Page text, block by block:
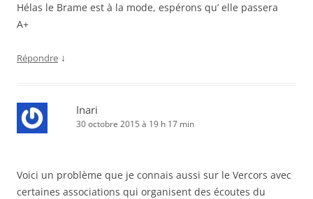
Hélas le Brame est à la mode, espérons qu’ elle passera
A+
Répondre ↓
Inari
30 octobre 2015 à 19 h 17 min
Voici un problème que je connais aussi sur le Vercors avec
certaines associations qui organisent des écoutes du